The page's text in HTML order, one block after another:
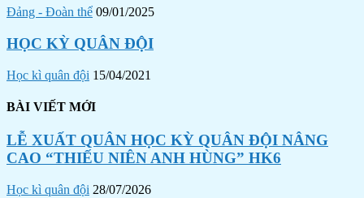
Đảng - Đoàn thể 09/01/2025
HỌC KỲ QUÂN ĐỘI
Học kì quân đội 15/04/2021
BÀI VIẾT MỚI
LỄ XUẤT QUÂN HỌC KỲ QUÂN ĐỘI NÂNG
CAO “THIẾU NIÊN ANH HÙNG” HK6
Học kì quân đội 28/07/2026